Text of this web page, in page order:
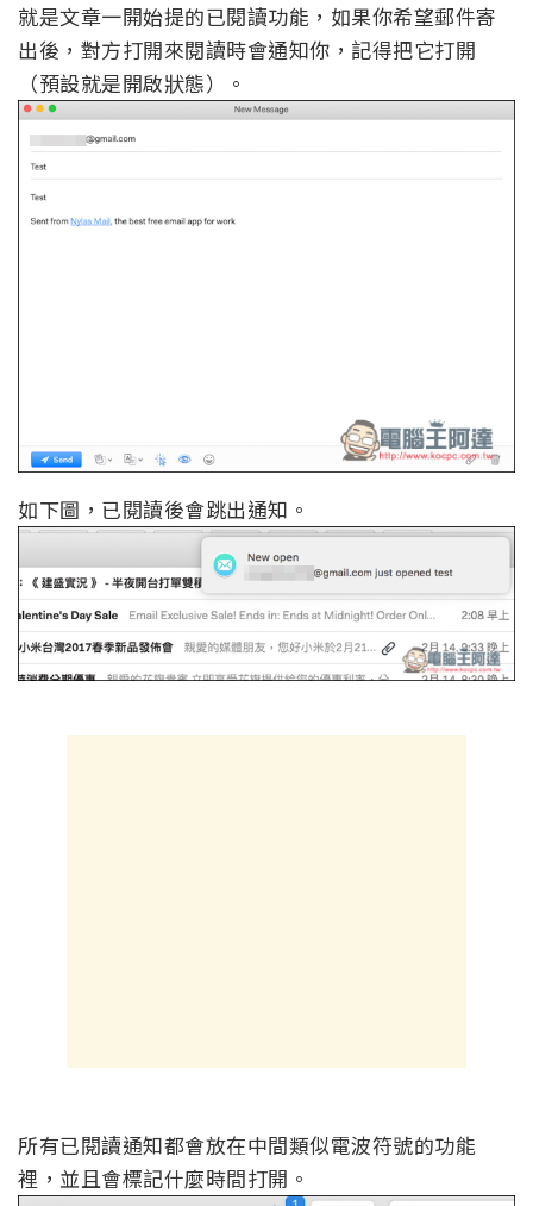
就是文章一開始提的已閱讀功能，如果你希望郵件寄
出後，對方打開來閱讀時會通知你，記得把它打開
（預設就是開啟狀態）。
如下圖，已閱讀後會跳出通知。
所有已閱讀通知都會放在中間類似電波符號的功能
裡，並且會標記什麼時間打開。